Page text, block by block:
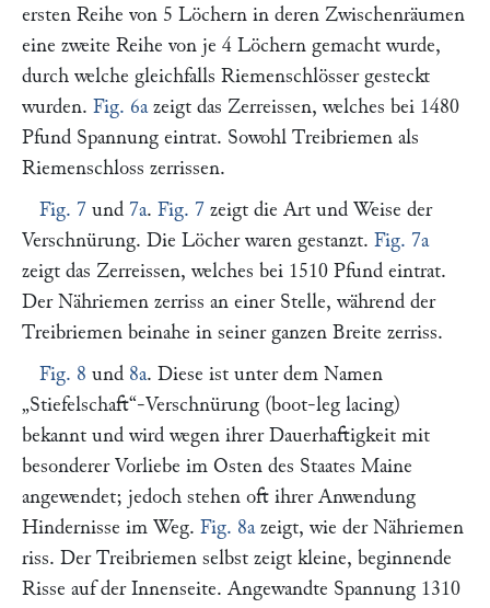
ersten Reihe von 5 Löchern in deren Zwischenräumen
eine zweite Reihe von je 4 Löchern gemacht wurde,
durch welche gleichfalls Riemenschlösser gesteckt
wurden. Fig. 6azeigt das Zerreissen, welches bei 1480
Pfund Spannung eintrat. Sowohl Treibriemen als
Riemenschloss zerrissen.
Fig. 7 und 7a. Fig. 7 zeigt die Art und Weise der
Verschnürung. Die Löcher waren gestanzt. Fig. 7a
zeigt das Zerreissen, welches bei 1510 Pfund eintrat.
Der Nähriemen zerriss an einer Stelle, während der
Treibriemen beinahe in seiner ganzen Breite zerriss.
Fig. 8 und 8a. Diese ist unter dem Namen
„Stiefelschaft“-Verschnürung (boot-leg lacing)
bekannt und wird wegen ihrer Dauerhaftigkeit mit
besonderer Vorliebe im Osten des Staates Maine
angewendet; jedoch stehen oft ihrer Anwendung
Hindernisse im Weg. Fig. 8azeigt, wie der Nähriemen
riss. Der Treibriemen selbst zeigt kleine, beginnende
Risse auf der Innenseite. Angewandte Spannung 1310